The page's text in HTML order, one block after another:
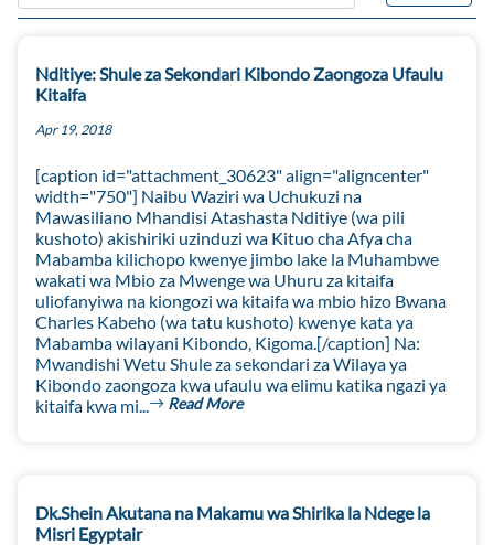
Nditiye: Shule za Sekondari Kibondo Zaongoza Ufaulu
Kitaifa
Apr 19, 2018
[caption id="attachment_30623" align="aligncenter"
width="750"] Naibu Waziri wa Uchukuzi na
Mawasiliano Mhandisi Atashasta Nditiye (wa pili
kushoto) akishiriki uzinduzi wa Kituo cha Afya cha
Mabamba kilichopo kwenye jimbo lake la Muhambwe
wakati wa Mbio za Mwenge wa Uhuru za kitaifa
uliofanyiwa na kiongozi wa kitaifa wa mbio hizo Bwana
Charles Kabeho (wa tatu kushoto) kwenye kata ya
Mabamba wilayani Kibondo, Kigoma.[/caption] Na:
Mwandishi Wetu Shule za sekondari za Wilaya ya
Kibondo zaongoza kwa ufaulu wa elimu katika ngazi ya
kitaifa kwa mi...
Read More
Dk.Shein Akutana na Makamu wa Shirika la Ndege la
Misri Egyptair